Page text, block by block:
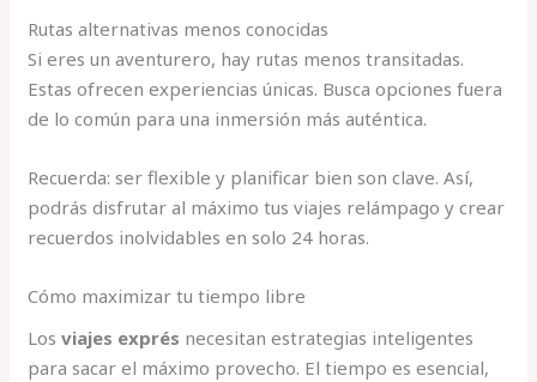
Rutas alternativas menos conocidas
Si eres un aventurero, hay rutas menos transitadas.
Estas ofrecen experiencias únicas. Busca opciones fuera
de lo común para una inmersión más auténtica.
Recuerda: ser flexible y planificar bien son clave. Así,
podrás disfrutar al máximo tus viajes relámpago y crear
recuerdos inolvidables en solo 24 horas.
Cómo maximizar tu tiempo libre
Losviajes exprés necesitan estrategias inteligentes
para sacar el máximo provecho. El tiempo es esencial,